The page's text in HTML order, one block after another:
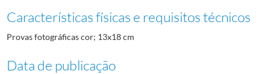
Características físicas e requisitos técnicos
Provas fotográficas cor; 13x18 cm
Data de publicação